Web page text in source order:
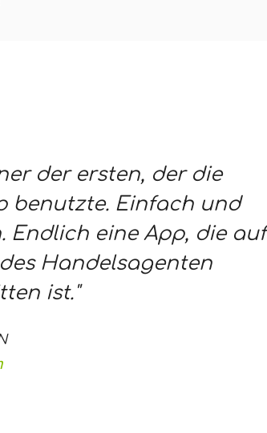
der ersten, der die
benutzte. Einfach und
Endlich eine App, die auf
Handelsagenten
ist."